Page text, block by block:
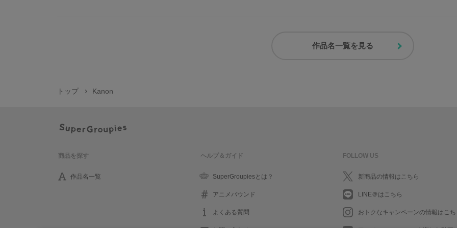
作品名一覧を見る
トップ Kanon
商品を探す
作品名一覧
ヘルプ＆ガイド
SuperGroupiesとは？
アニメバウンド
よくある質問
FOLLOW US
新商品の情報はこちら
LINE＠はこちら
おトクなキャンペーンの情報はこ